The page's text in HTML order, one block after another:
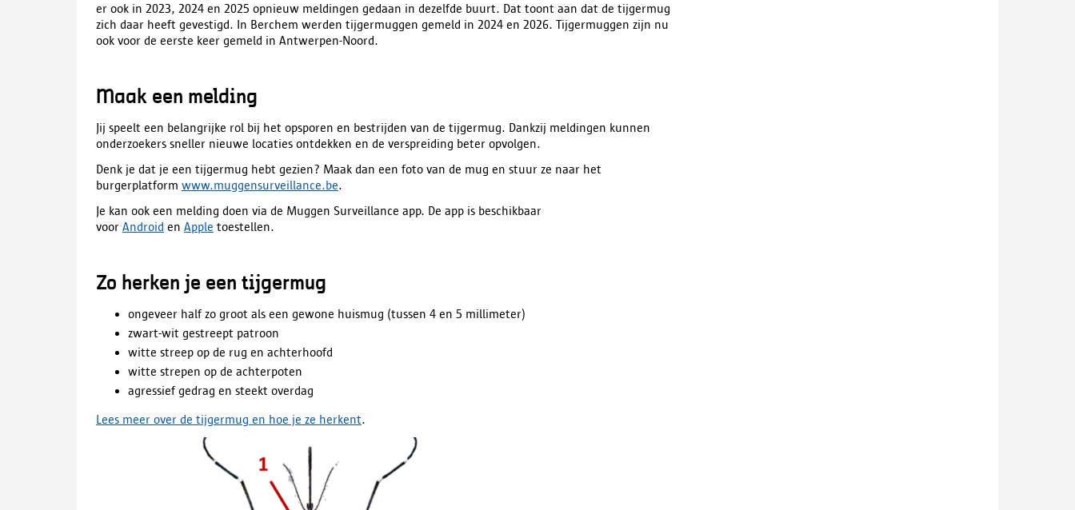
er ook in 2023, 2024 en 2025 opnieuw meldingen gedaan in dezelfde buurt. Dat toont aan dat de tijgermug
zich daar heeft gevestigd. In Berchem werden tijgermuggen gemeld in 2024 en 2026. Tijgermuggen zijn nu
ook voor de eerste keer gemeld in Antwerpen-Noord.
Maak een melding
Jij speelt een belangrijke rol bij het opsporen en bestrijden van de tijgermug. Dankzij meldingen kunnen
onderzoekers sneller nieuwe locaties ontdekken en de verspreiding beter opvolgen.
Denk je dat je een tijgermug hebt gezien? Maak dan een foto van de mug en stuur ze naar het
burgerplatform www.muggensurveillance.be.
Je kan ook een melding doen via de Muggen Surveillance app. De app is beschikbaar
voor Android en Apple toestellen.
Zo herken je een tijgermug
ongeveer half zo groot als een gewone huismug (tussen 4 en 5 millimeter)
zwart-wit gestreept patroon
witte streep op de rug en achterhoofd
witte strepen op de achterpoten
agressief gedrag en steekt overdag
Lees meer over de tijgermug en hoe je ze herkent.